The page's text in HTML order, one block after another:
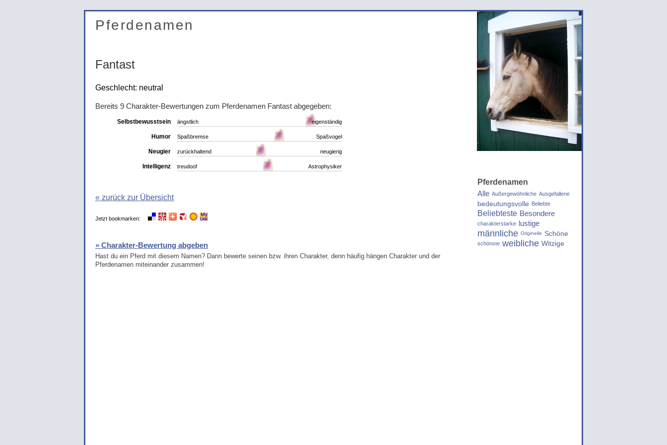
Pferdenamen
Fantast
Geschlecht: neutral
Bereits 9 Charakter-Bewertungen zum Pferdenamen Fantast abgegeben:
Selbstbewusstsein ängstlich eigenständig
Humor Spaßbremse Spaßvogel
Neugier zurückhaltend neugierig
Intelligenz treudoof Astrophysiker
« zurück zur Übersicht
Jetzt bookmarken:
» Charakter-Bewertung abgeben
Hast du ein Pferd mit diesem Namen? Dann bewerte seinen bzw. ihren Charakter, denn häufig hängen Charakter und der
Pferdenamen miteinander zusammen!
Pferdenamen
Alle Außergewöhnliche Ausgefallene
bedeutungsvolle Beliebte
Beliebteste Besondere
charakterstarke lustige
männliche Originelle Schöne
schönste weibliche Witzige